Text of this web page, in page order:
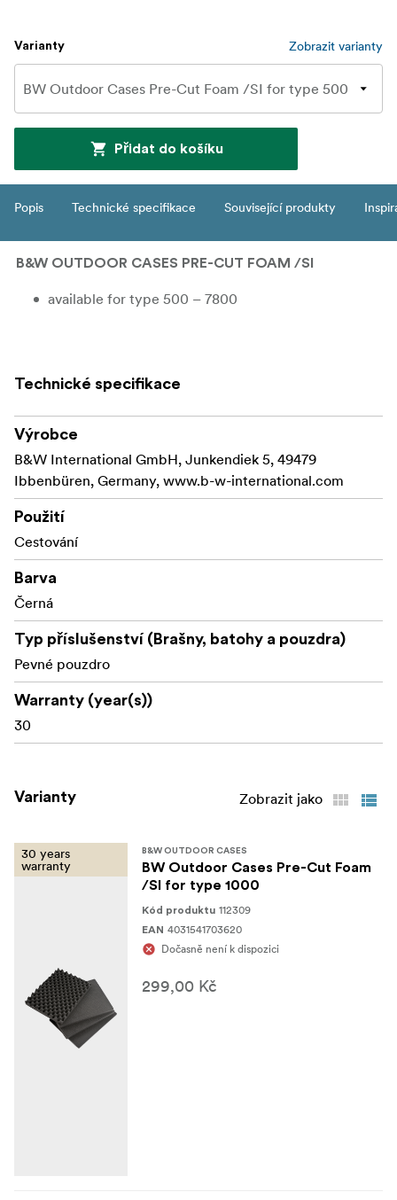
Varianty Zobrazit varianty
Přidat do košíku
Popis Technické specifikace Související produkty
B&W OUTDOOR CASES PRE-CUT FOAM /SI
available for type 500 – 7800
Technické specifikace
Výrobce
B&W International GmbH, Junkendiek 5, 49479
Ibbenbüren, Germany, www.b-w-international.com
Použití
Cestování
Barva
Černá
Typ příslušenství (Brašny, batohy a pouzdra)
Pevné pouzdro
Warranty (year(s))
30
Varianty Zobrazit jako
30 years
warranty
B&W OUTDOOR CASES
BW Outdoor Cases Pre-Cut Foam
/SI for type 1000
Kód produktu 112309
EAN 4031541703620
Dočasně není k dispozici
299,00 Kč